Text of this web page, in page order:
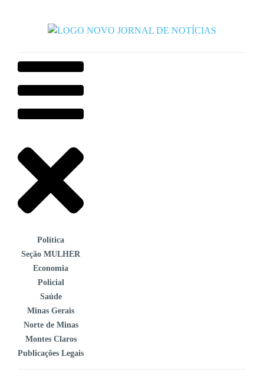
Política
Seção MULHER
Economia
Policial
Saúde
Minas Gerais
Norte de Minas
Montes Claros
Publicações Legais